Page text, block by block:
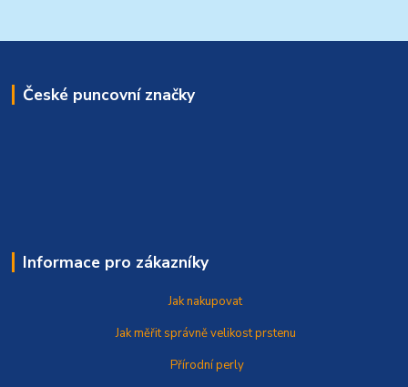
České puncovní značky
Informace pro zákazníky
Jak nakupovat
Jak měřit správněvelikost prstenu
Přírodní perly